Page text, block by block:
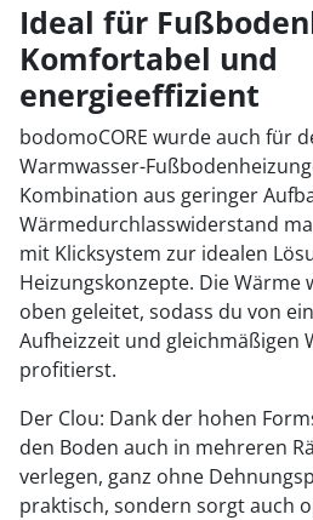
Ideal für
Komfortabel und
energieeffizient
bodomoCORE wurde auch für
Warmwasser-
Kombination aus geringer
Wärmedurchlasswiderstand
mit Klicksystem zur idealen
Heizungskonzepte. Die Wärme
oben geleitet, sodass du von
Aufheizzeit und gleichmäßigen
profitierst.
Der Clou: Dank der hohen
den Boden auch in mehreren
verlegen, ganz ohne
praktisch, sondern sorgt auch